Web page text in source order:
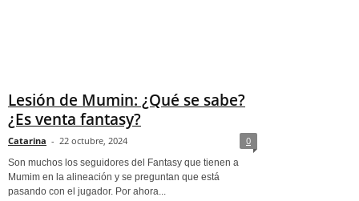
Lesión de Mumin: ¿Qué se sabe?
¿Es venta fantasy?
Catarina - 22 octubre, 2024 0
Son muchos los seguidores del Fantasy que tienen a
Mumim en la alineación y se preguntan que está
pasando con el jugador. Por ahora...